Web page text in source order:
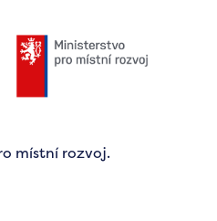
místní rozvoj.